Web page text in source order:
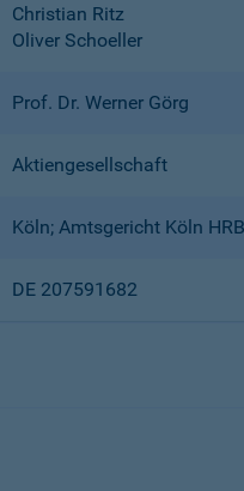
Christian Ritz
Oliver Schoeller
Prof. Dr. Werner Görg
Aktiengesellschaft
Köln; Amtsgericht Köln
DE 207591682